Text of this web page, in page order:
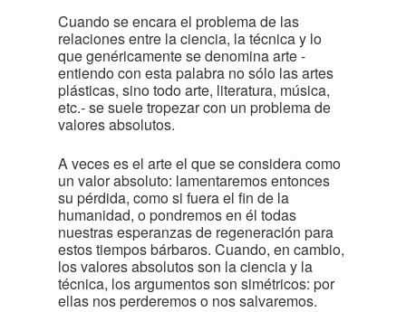
Cuando se encara el problema de las
relaciones entre la ciencia, la técnica y lo
que genéricamente se denomina arte -
entiendo con esta palabra no sólo las artes
plásticas, sino todo arte, literatura, música,
etc.- se suele tropezar con un problema de
valores absolutos.
A veces es el arte el que se considera como
un valor absoluto: lamentaremos entonces
su pérdida, como si fuera el fin de la
humanidad, o pondremos en él todas
nuestras esperanzas de regeneración para
estos tiempos bárbaros. Cuando, en cambio,
los valores absolutos son la ciencia y la
técnica, los argumentos son simétricos: por
ellas nos perderemos o nos salvaremos.